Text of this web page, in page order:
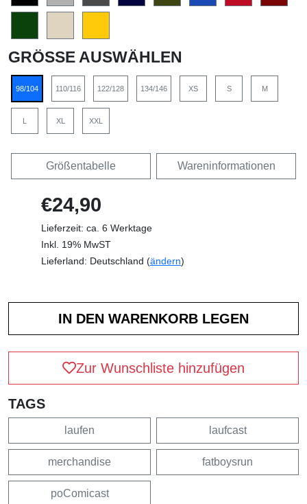
GRÖSSE AUSWÄHLEN
98/104 110/116 122/128 134/146 XS S M
L XL XXL
Größentabelle Wareninformationen
€24,90
Lieferzeit: ca. 6 Werktage
Inkl. 19% MwST
Lieferland: Deutschland (ändern)
Zur Wunschliste hinzufügen
TAGS
laufen laufcast
merchandise fatboysrun
poComicast